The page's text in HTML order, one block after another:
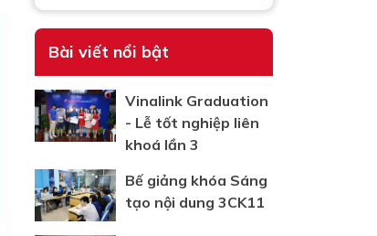
Bài viết nổi bật
Vinalink Graduation
- Lễ tốt nghiệp liên
khoá lần 3
Bế giảng khóa Sáng
tạo nội dung 3CK11